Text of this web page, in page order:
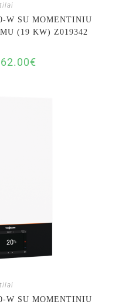
W SU MOMENTINIU
(19 KW) Z019342
€
W SU MOMENTINIU